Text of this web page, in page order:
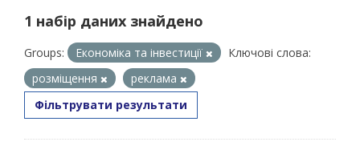
1 набір даних знайдено
Groups: Економіка та інвестиції
Ключові слова:
розміщення
реклама
Фільтрувати результати